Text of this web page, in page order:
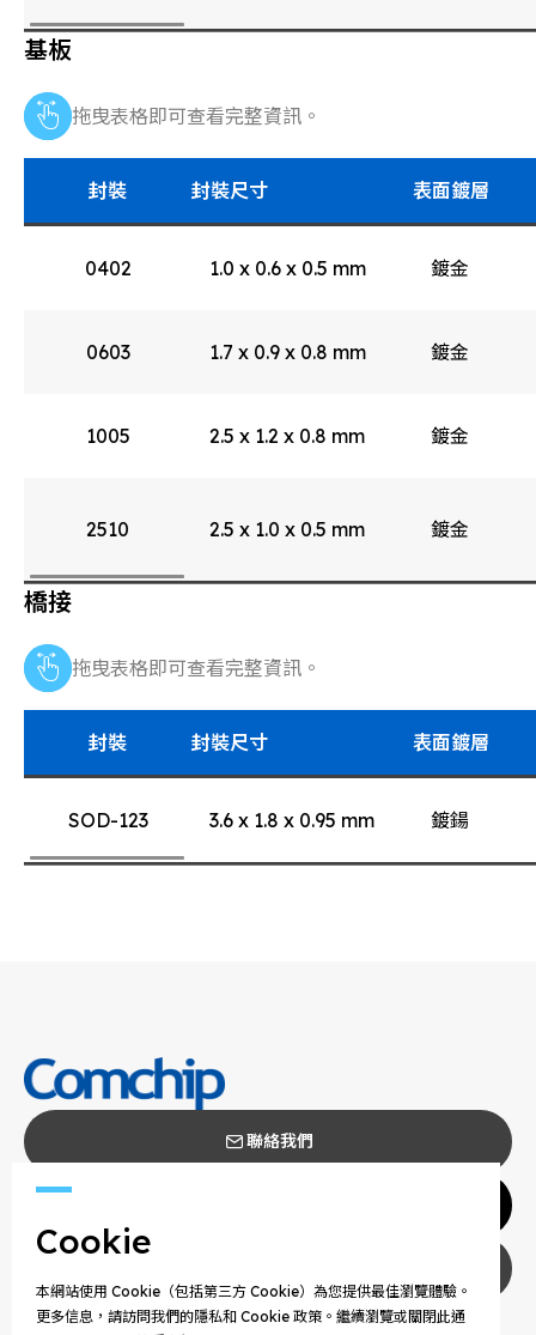
基板
拖曳表格即可查看完整資訊。
封裝 封裝尺寸 表面鍍層
0402 1.0 x 0.6 x 0.5 mm 鍍金
0603 1.7 x 0.9 x 0.8 mm 鍍金
1005 2.5 x 1.2 x 0.8 mm 鍍金
2510 2.5 x 1.0 x 0.5 mm 鍍金
橋接
拖曳表格即可查看完整資訊。
封裝 封裝尺寸 表面鍍層
SOD-123 3.6 x 1.8 x 0.95 mm 鍍鍚
聯絡我們
Cookie
本網站使用 Cookie（包括第三方 Cookie）為您提供最佳瀏覽體驗。
更多信息，請訪問我們的隱私和 Cookie 政策。繼續瀏覽或關閉此通